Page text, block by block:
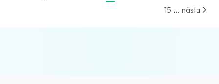
15 ... nästa